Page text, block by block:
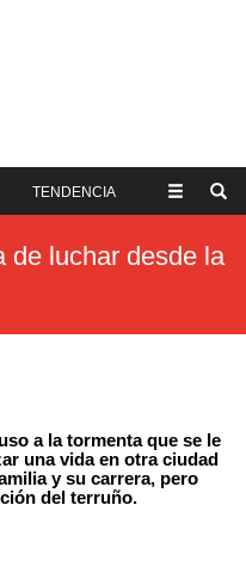
TENDENCIA
de luchar desde la
a la tormenta que se le
una vida en otra ciudad
y su carrera, pero
del terruño.